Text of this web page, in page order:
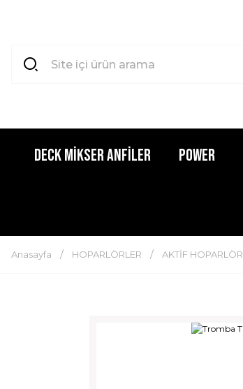
DECK MİKSER ANFİLER POWER
Anasayfa HOPARLÖRLER AKTİF HOPARLÖR